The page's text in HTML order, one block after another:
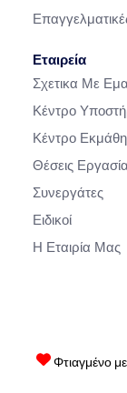
Εταιρεία
Σχετικα Με
Κέντρο
Κέντρο
Θέσεις
Συνεργάτες
Ειδικοί
Η Εταιρία Μας
Φτιαγμένο